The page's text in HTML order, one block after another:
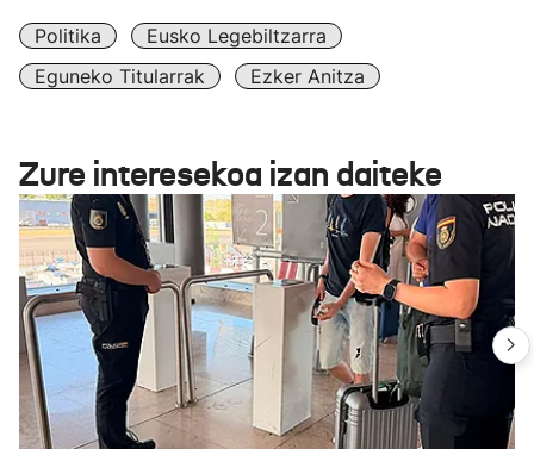
Politika
Eusko Legebiltzarra
Eguneko Titularrak
Ezker Anitza
Zure interesekoa izan daiteke